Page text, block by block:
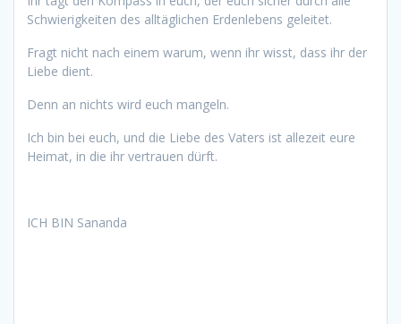
Schwierigkeiten des alltäglichen Erdenlebens geleitet.
Fragt nicht nach einem warum, wenn ihr wisst, dass ihr der
Liebe dient.
Denn an nichts wird euch mangeln.
Ich bin bei euch, und die Liebe des Vaters ist allezeit eure
Heimat, in die ihr vertrauen dürft.
ICH BIN Sananda